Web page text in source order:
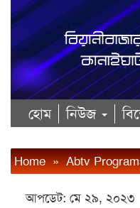
হোম নিউজ
Home » Abtv
আপডেট: মে ২৯, ২০২৩